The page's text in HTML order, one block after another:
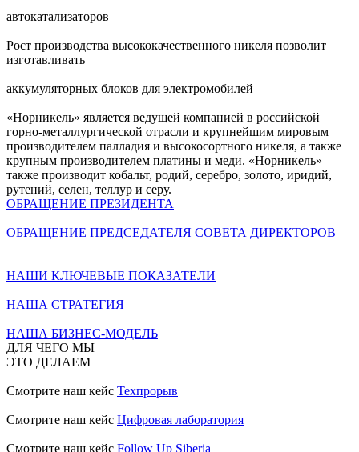
автокатализаторов
Рост производства высококачественного никеля позволит
изготавливать
аккумуляторных блоков для электромобилей
«Норникель» является ведущей компанией в российской
горно-металлургической отрасли и крупнейшим мировым
производителем палладия и высокосортного никеля, а также
крупным производителем платины и меди. «Норникель»
также производит кобальт, родий, серебро, золото, иридий,
рутений, селен, теллур и серу.
ОБРАЩЕНИЕ ПРЕЗИДЕНТА
ОБРАЩЕНИЕ ПРЕДСЕДАТЕЛЯ СОВЕТА ДИРЕКТОРОВ
НАШИ КЛЮЧЕВЫЕ ПОКАЗАТЕЛИ
НАША СТРАТЕГИЯ
НАША БИЗНЕС-МОДЕЛЬ
ДЛЯ ЧЕГО МЫ
ЭТО ДЕЛАЕМ
Смотрите наш кейс Техпрорыв
Смотрите наш кейс Цифровая лаборатория
Смотрите наш кейс Follow Up Siberia